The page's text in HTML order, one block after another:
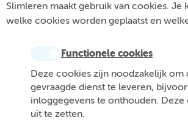
Slimleren maakt gebruik van cookies. Je
welke cookies worden geplaatst en
Functionele cookies
Deze cookies zijn noodzakelijk om
gevraagde dienst te leveren,
inloggegevens te onthouden.
uit te zetten.